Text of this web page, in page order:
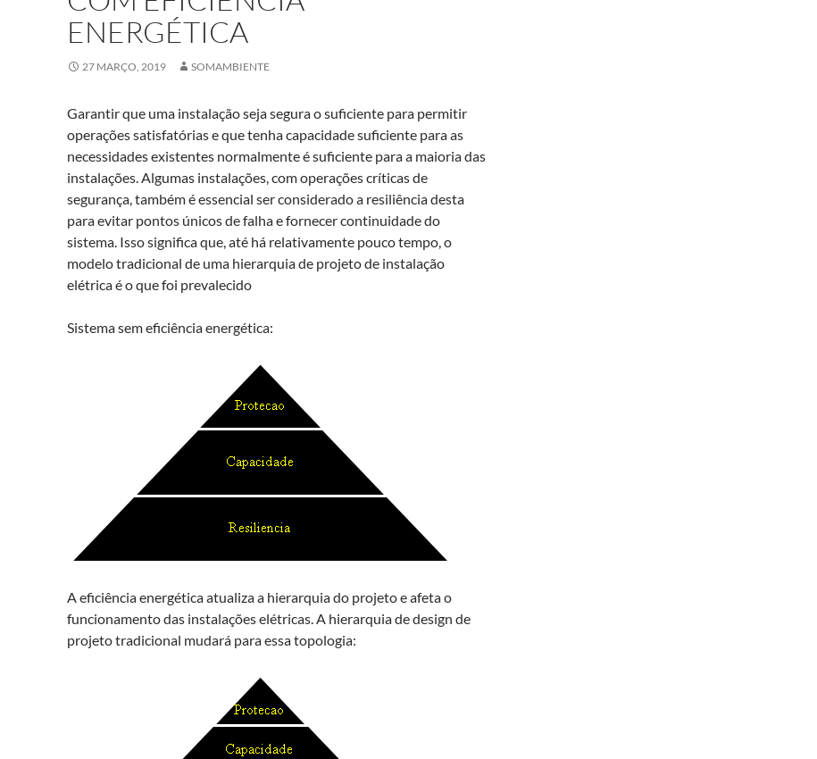
ENERGÉTICA
27 MARÇO, 2019 SOMAMBIENTE
Garantir que uma instalação seja segura o suficiente para permitir
operações satisfatórias e que tenha capacidade suficiente para as
necessidades existentes normalmente é suficiente para a maioria das
instalações. Algumas instalações, com operações críticas de
segurança, também é essencial ser considerado a resiliência desta
para evitar pontos únicos de falha e fornecer continuidade do
sistema. Isso significa que, até há relativamente pouco tempo, o
modelo tradicional de uma hierarquia de projeto de instalação
elétrica é o que foi prevalecido
Sistema sem eficiência energética:
A eficiência energética atualiza a hierarquia do projeto e afeta o
funcionamento das instalações elétricas. A hierarquia de design de
projeto tradicional mudará para essa topologia: